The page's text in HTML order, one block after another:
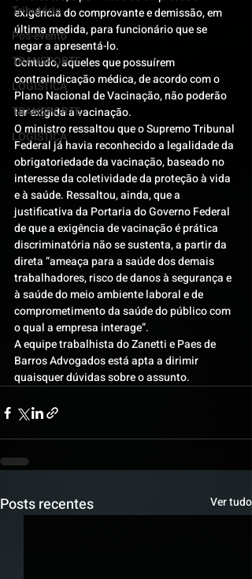
Tributário
Pós-evento
TRANSPORTE
LOGISTICA
TRANSPORTE
LOGISTICA
exigência do comprovante e demissão, em
última medida, para funcionário que se
negar a apresentá-lo.
Contudo, aqueles que possuírem
contraindicação médica, de acordo com o
Plano Nacional de Vacinação, não poderão
ter exigida a vacinação.
O ministro ressaltou que o Supremo Tribunal
Federal já havia reconhecido a legalidade da
obrigatoriedade da vacinação, baseado no
interesse da coletividade da proteção à vida
e à saúde. Ressaltou, ainda, que a
justificativa da Portaria do Governo Federal
de que a exigência de vacinação é prática
discriminatória não se sustenta, a partir da
direta “ameaça para a saúde dos demais
trabalhadores, risco de danos à segurança e
à saúde do meio ambiente laboral e de
comprometimento da saúde do público com
o qual a empresa interage”.
A equipe trabalhista do Zanetti e Paes de
Barros Advogados está apta a dirimir
quaisquer dúvidas sobre o assunto.
Posts recentes Ver tudo